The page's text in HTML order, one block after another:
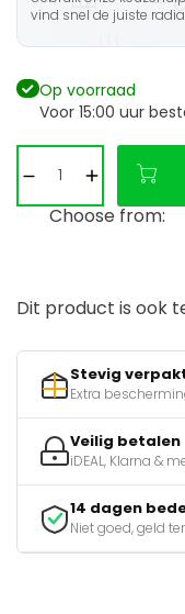
vind snel de juiste
Op voorraad
Voor 15:00 uur
Choose from:
Dit product is ook
Stevig
Extra
Veilig betalen
iDEAL, Klarna &
14 dagen
Niet goed, geld